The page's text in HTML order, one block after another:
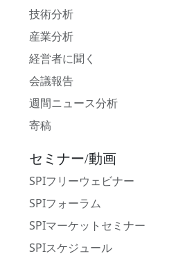
技術分析
産業分析
経営者に聞く
会議報告
週間ニュース分析
寄稿
セミナー/動画
SPIフリーウェビナー
SPIフォーラム
SPIマーケットセミナー
SPIスケジュール